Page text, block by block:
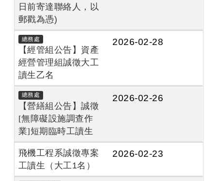
日前寄達聯絡人，以
郵戳為憑)
總務處
【經管組公告】資產
經營管理組誠徵大工
讀生乙名
2026-02-28
總務處
【營繕組公告】誠徵
[無障礙設施調查作
業]短期臨時工讀生
2026-02-26
飛機工程系誠徵專案
工讀生（大工1名）
2026-02-23